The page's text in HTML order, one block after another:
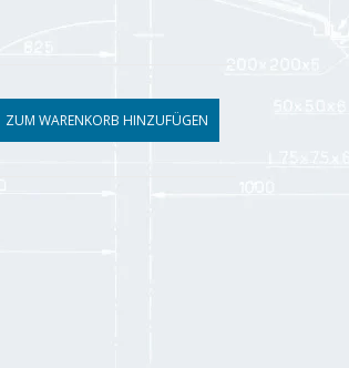
ZUM WARENKORB HINZUFÜGEN